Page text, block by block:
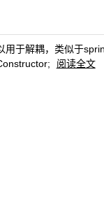
用于解耦，类似于
阅读全文